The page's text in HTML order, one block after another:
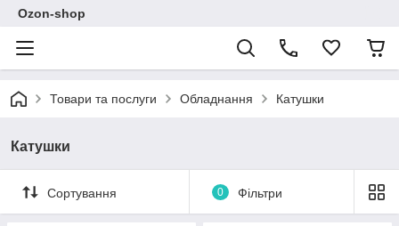
Ozon-shop
Товари та послуги Обладнання Катушки
Катушки
Сортування 0 Фільтри